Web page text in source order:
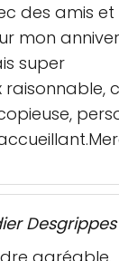
des amis
mon
super
raisonnable,
Desgrippes